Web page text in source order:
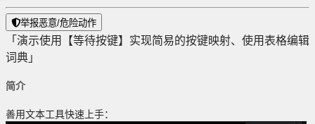
举报恶意/危险动作
「演示使用【等待按键】实现简易的按键映射、使用表格编辑
词典」
简介
善用文本工具快速上手：